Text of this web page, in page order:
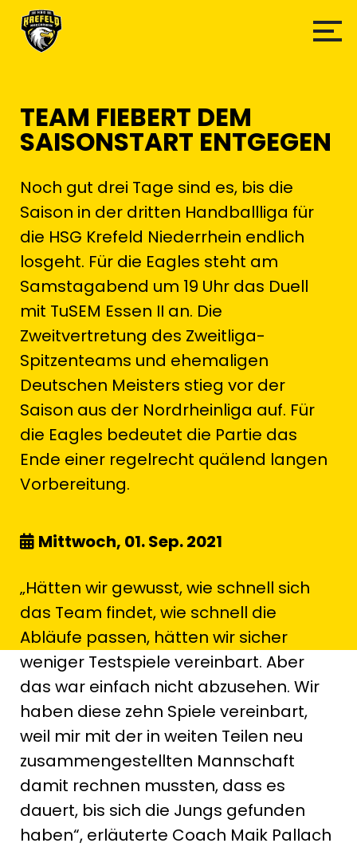
TEAM FIEBERT DEM
SAISONSTART ENTGEGEN
Noch gut drei Tage sind es, bis die
Saison in der dritten Handballliga für
die HSG Krefeld Niederrhein endlich
losgeht. Für die Eagles steht am
Samstagabend um 19 Uhr das Duell
mit TuSEM Essen II an. Die
Zweitvertretung des Zweitliga-
Spitzenteams und ehemaligen
Deutschen Meisters stieg vor der
Saison aus der Nordrheinliga auf. Für
die Eagles bedeutet die Partie das
Ende einer regelrecht quälend langen
Vorbereitung.
Mittwoch, 01. Sep. 2021
„Hätten wir gewusst, wie schnell sich
das Team findet, wie schnell die
Abläufe passen, hätten wir sicher
weniger Testspiele vereinbart. Aber
das war einfach nicht abzusehen. Wir
haben diese zehn Spiele vereinbart,
weil mir mit der in weiten Teilen neu
zusammengestellten Mannschaft
damit rechnen mussten, dass es
dauert, bis sich die Jungs gefunden
haben“, erläuterte Coach Maik Pallach